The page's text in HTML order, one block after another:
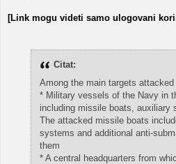
[Link mogu videti samo ulogovani
Citat:
Among the main targets
* Military vessels of the Navy in
including missile boats, auxiliary
The attacked missile boats
systems and additional anti-
them
* A central headquarters from